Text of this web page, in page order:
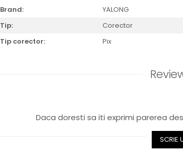
Brand:
YALONG
Tip:
Corector
Tip corector:
Pix
Daca doresti sa iti exprimi parerea
SCRIE